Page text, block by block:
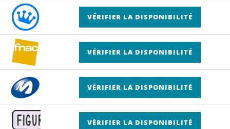
VÉRIFIER LA DISPONIBILITÉ
VÉRIFIER LA DISPONIBILITÉ
VÉRIFIER LA DISPONIBILITÉ
VÉRIFIER LA DISPONIBILITÉ